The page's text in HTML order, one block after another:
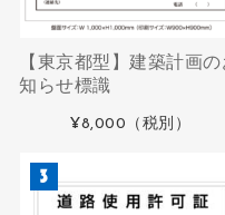
【東京都型】建築計画の
知らせ標識
¥8,000 （税別）